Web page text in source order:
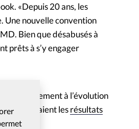
«Depuis 20 ans, les
Une nouvelle convention
Bien que désabusés à
prêts à s’y engager
à l’évolution
indiquaient lesrésultats